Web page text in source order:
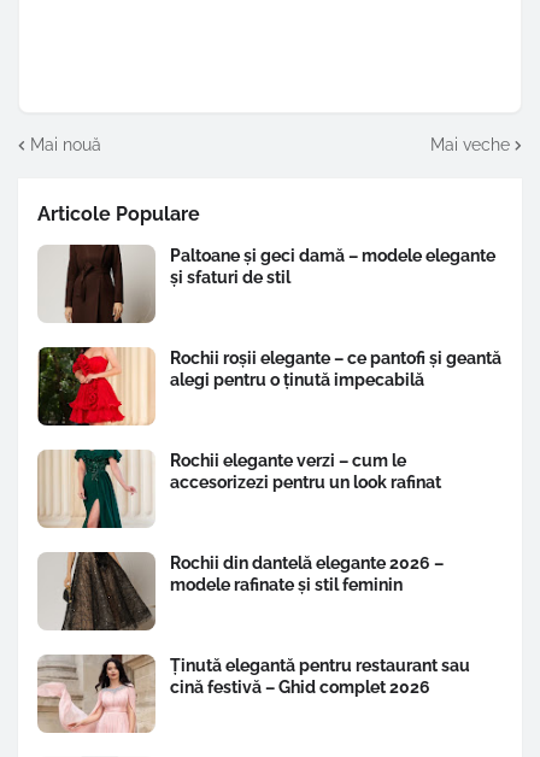
Mai nouă Mai veche
Articole Populare
Paltoane și geci damă – modele elegante
și sfaturi de stil
Rochii roșii elegante – ce pantofi și geantă
alegi pentru o ținută impecabilă
Rochii elegante verzi – cum le
accesorizezi pentru un look rafinat
Rochii din dantelă elegante 2026 –
modele rafinate și stil feminin
Ținută elegantă pentru restaurant sau
cină festivă – Ghid complet 2026